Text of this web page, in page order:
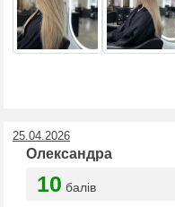
25.04.2026
Олександра
10 балів